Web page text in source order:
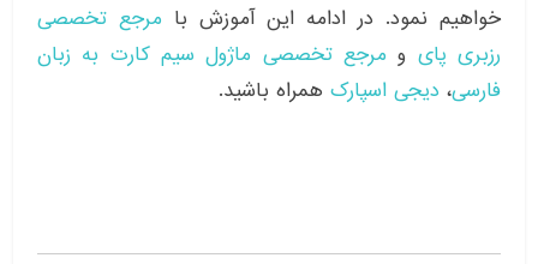
خواهیم نمود. در ادامه این آموزش با مرجع تخصصی
رزبری پای و مرجع تخصصی ماژول سیم کارت به زبان
فارسی، دیجی اسپارک همراه باشید.